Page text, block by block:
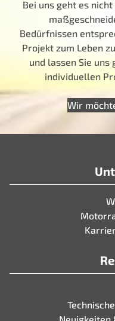
Bei uns geht es
Bedürfnissen
Projekt zum Leben
und lassen Sie uns
individuellen
Wir